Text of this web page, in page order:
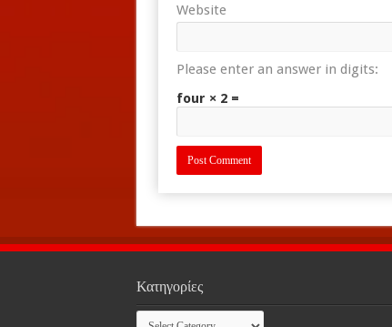
Website
Please enter an answer in digits:
four × 2 =
Κατηγορίες
Κατηγορίες